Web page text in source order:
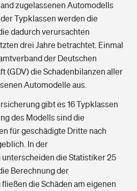
zugelassenen Automodells
Typklassen werden die
dadurch verursachten
drei Jahre betrachtet. Einmal
der Deutschen
(GDV) die Schadenbilanzen aller
Automodelle aus.
gibt es 16 Typklassen
des Modells sind die
für geschädigte Dritte nach
In der
die Statistiker 25
Berechnung der
die Schäden am eigenen